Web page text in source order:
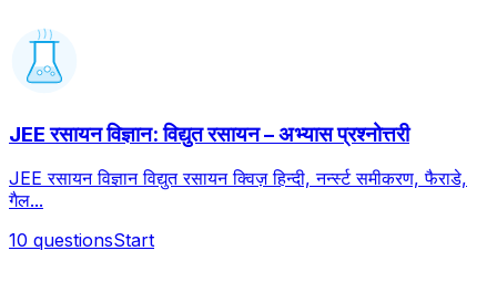
JEE रसायन विज्ञान: विद्युत रसायन – अभ्यास प्रश्नोत्तरी
JEE रसायन विज्ञान विद्युत रसायन क्विज़ हिन्दी, नर्न्स्ट समीकरण, फैराडे,
गैल...
10 questionsStart